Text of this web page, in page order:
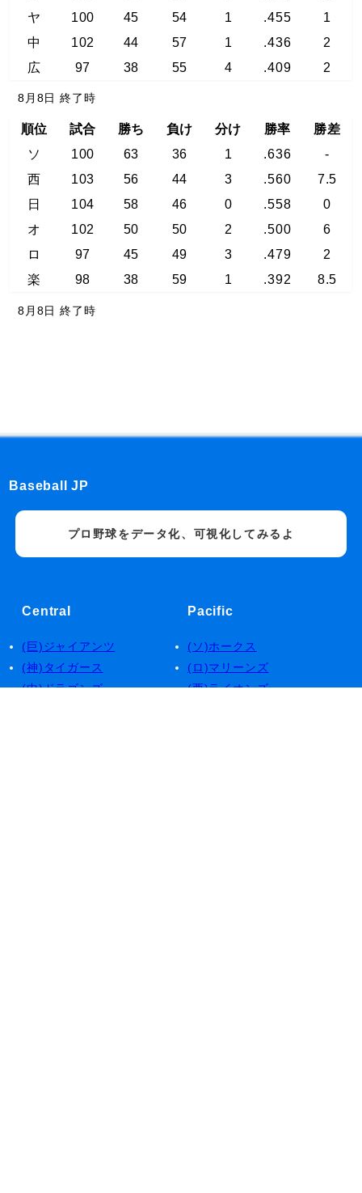
ヤ
100 45 54 1 .455
1
中
102 44 57 1 .436
2
広
97 38 55 4 .409 2
8月8日 終了時
順位 試合 勝ち 負け 分け 勝率
勝差
ソ
100 63 36 1 .636
-
西
103 56 44 3 .560
7.5
日
104 58 46 0 .558
0
オ
102 50 50 2 .500
6
ロ
97 45 49 3 .479
2
楽
98 38 59 1 .392 8.5
8月8日 終了時
Baseball JP
プロ野球をデータ化、可視化してみるよ
Central
(巨)ジャイアンツ
(神)タイガース
(中)ドラゴンズ
Pacific
(ソ)ホークス
(ロ)マリーンズ
(西)ライオンズ